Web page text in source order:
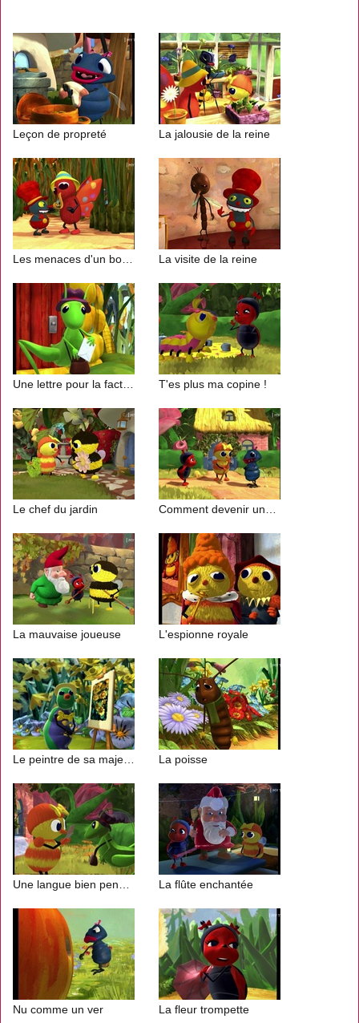
Leçon de propreté La jalousie de la reine
La visite de la reine
T'es plus ma copine !
Le chef du jardin
La mauvaise joueuse L'espionne royale
La poisse
La flûte enchantée
Nu comme un ver La fleur trompette